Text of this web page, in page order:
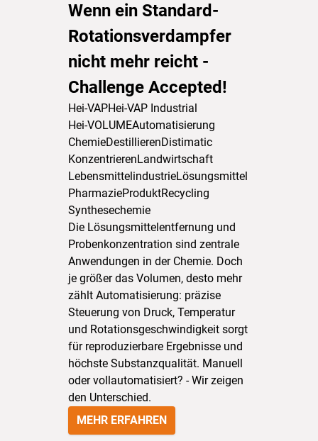
Wenn ein Standard-
Rotationsverdampfer
nicht mehr reicht -
Challenge Accepted!
Hei-VAPHei-VAP Industrial
Hei-VOLUMEAutomatisierung
ChemieDestillierenDistimatic
KonzentrierenLandwirtschaft
LebensmittelindustrieLösungsmittel
PharmazieProduktRecycling
Synthesechemie
Die Lösungsmittelentfernung und
Probenkonzentration sind zentrale
Anwendungen in der Chemie. Doch
je größer das Volumen, desto mehr
zählt Automatisierung: präzise
Steuerung von Druck, Temperatur
und Rotationsgeschwindigkeit sorgt
für reproduzierbare Ergebnisse und
höchste Substanzqualität. Manuell
oder vollautomatisiert? - Wir zeigen
den Unterschied.
MEHR ERFAHREN